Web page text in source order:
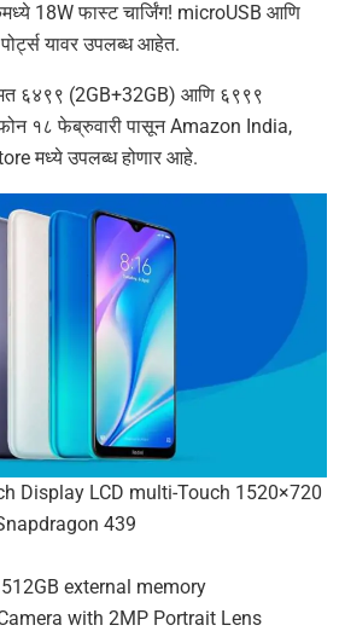
18W फास्ट चार्जिंग! microUSB आणि
यावर उपलब्ध आहेत.
६४९९ (2GB+32GB) आणि ६९९९
१८ फेब्रुवारी पासून Amazon India,
मध्ये उपलब्ध होणार आहे.
Display LCD multi-Touch 1520×720
439
external memory
with 2MP Portrait Lens